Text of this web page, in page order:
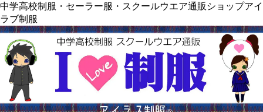
中学高校制服・セーラー服・スクールウエア通販ショップアイ
ラブ制服